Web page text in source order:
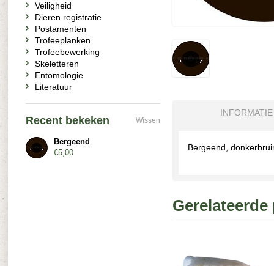
INFORMATIE
Bergeend,
Veiligheid
Dieren registratie
Postamenten
Trofeeplanken
Trofeebewerking
Skeletteren
Entomologie
Literatuur
Recent bekeken Wissen
Bergeend
€5,00